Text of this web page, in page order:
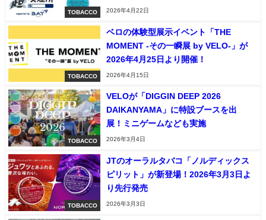
TOBACCO 2026年4月22日
TOBACCO
ベロの体験型展示イベント「THE
MOMENT -その一瞬展 by VELO-」が
2026年4月25日より開催！
2026年4月15日
TOBACCO
VELOが「DIGGIN DEEP 2026
DAIKANYAMA」に特設ブースを出
展！ミニゲームなども実施
2026年3月4日
TOBACCO
JTのオーラルタバコ「ノルディックス
ピリット」が新登場！2026年3月3日よ
り先行発売
2026年3月3日